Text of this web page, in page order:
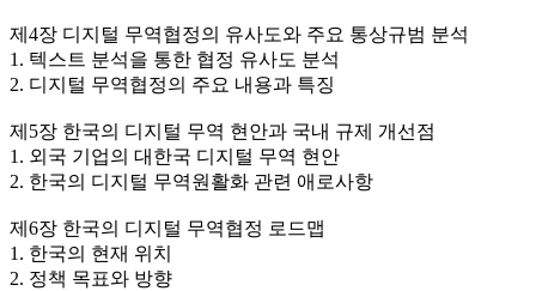
제4장 디지털 무역협정의 유사도와 주요 통상규범 분석
1. 텍스트 분석을 통한 협정 유사도 분석
2. 디지털 무역협정의 주요 내용과 특징
제5장 한국의 디지털 무역 현안과 국내 규제 개선점
1. 외국 기업의 대한국 디지털 무역 현안
2. 한국의 디지털 무역원활화 관련 애로사항
제6장 한국의 디지털 무역협정 로드맵
1. 한국의 현재 위치
2. 정책 목표와 방향